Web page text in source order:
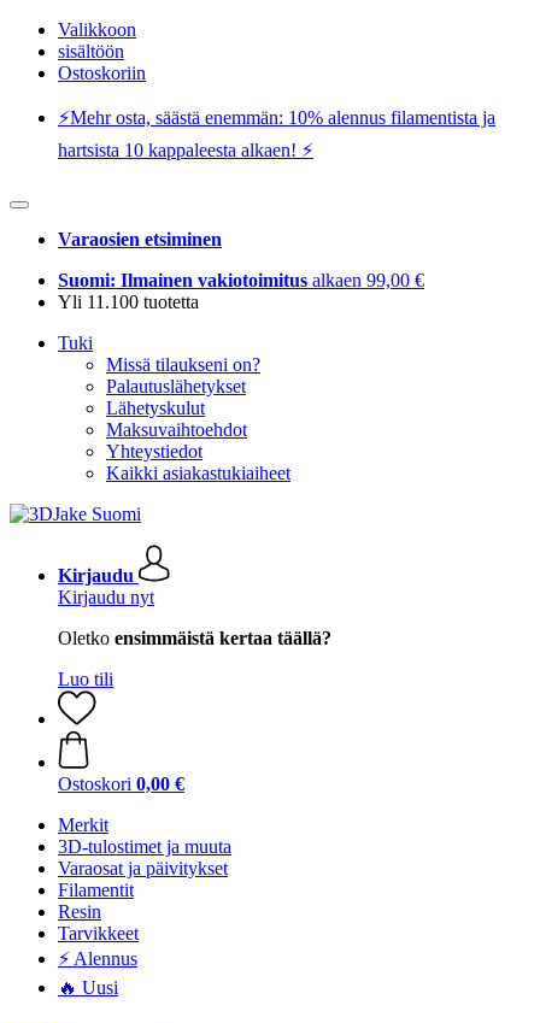
Valikkoon
sisältöön
Ostoskoriin
⚡️Mehr osta, säästä enemmän: 10% alennus filamentista ja
hartsista 10 kappaleesta alkaen! ⚡️
Varaosien etsiminen
Suomi: Ilmainen vakiotoimitus alkaen 99,00 €
Yli 11.100 tuotetta
Tuki
Missä tilaukseni on?
Palautuslähetykset
Lähetyskulut
Maksuvaihtoehdot
Yhteystiedot
Kaikki asiakastukiaiheet
Kirjaudu
Kirjaudu nyt
Oletko ensimmäistä kertaa täällä?
Luo tili
Ostoskori 0,00 €
Merkit
3D-tulostimet ja muuta
Varaosat ja päivitykset
Filamentit
Resin
Tarvikkeet
⚡ Alennus
🔥 Uusi